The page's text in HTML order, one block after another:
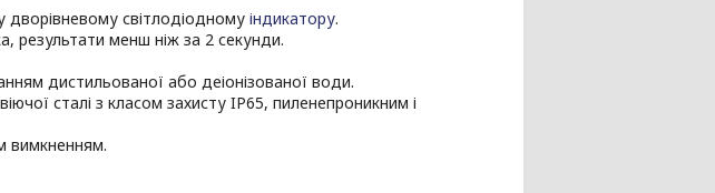
світлодіодному індикатору.
результати менш ніж за 2 секунди.
дистильованої або деіонізованої води.
сталі з класом захисту IP65, пиленепроникним і
вимкненням.